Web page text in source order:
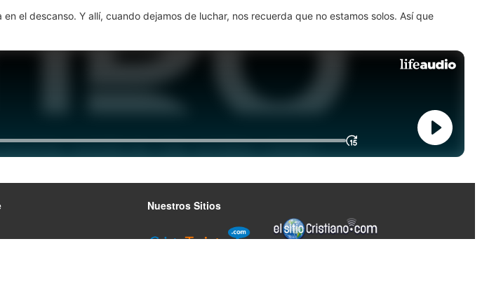
el descanso. Y allí, cuando dejamos de luchar, nos recuerda que no estamos solos. Así que
Nuestros Sitios